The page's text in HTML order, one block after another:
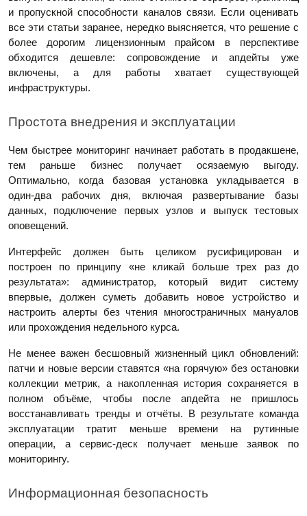
и пропускной способности каналов связи. Если оценивать
все эти статьи заранее, нередко выясняется, что решение с
более дорогим лицензионным прайсом в перспективе
обходится дешевле: сопровождение и апдейты уже
включены, а для работы хватает существующей
инфраструктуры.
Простота внедрения и эксплуатации
Чем быстрее мониторинг начинает работать в продакшене,
тем раньше бизнес получает осязаемую выгоду.
Оптимально, когда базовая установка укладывается в
один‑два рабочих дня, включая развертывание базы
данных, подключение первых узлов и выпуск тестовых
оповещений.
Интерфейс должен быть целиком русифицирован и
построен по принципу «не кликай больше трех раз до
результата»: администратор, который видит систему
впервые, должен суметь добавить новое устройство и
настроить алерты без чтения многостраничных мануалов
или прохождения недельного курса.
Не менее важен бесшовный жизненный цикл обновлений:
патчи и новые версии ставятся «на горячую» без остановки
коллекции метрик, а накопленная история сохраняется в
полном объёме, чтобы после апдейта не пришлось
восстанавливать тренды и отчёты. В результате команда
эксплуатации тратит меньше времени на рутинные
операции, а сервис‑деск получает меньше заявок по
мониторингу.
Информационная безопасность